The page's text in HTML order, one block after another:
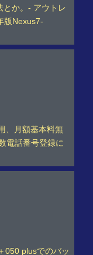
とか。- アウトレ
版Nexus7-
、月額基本料無
電話番号登録に
050 plusでのバッ